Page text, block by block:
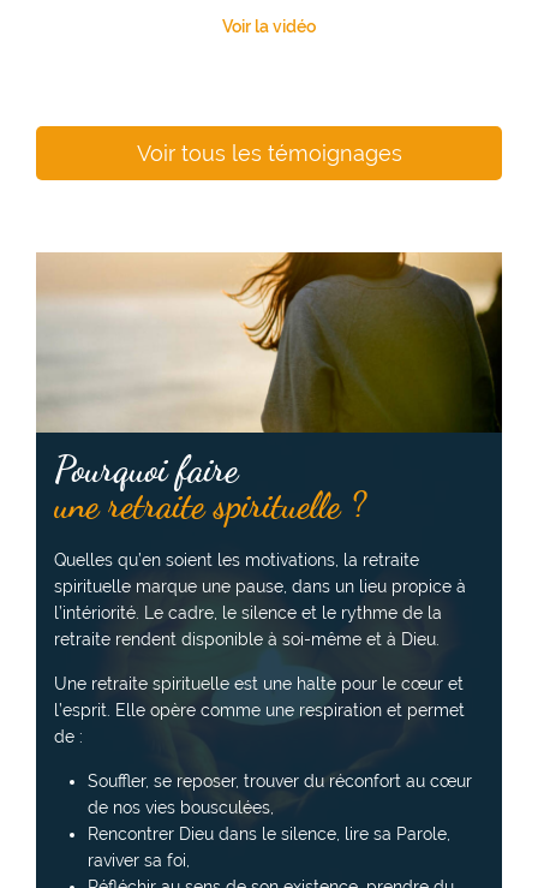
Voir la vidéo
Voir tous les témoignages
Pourquoi faire
une retraite spirituelle ?
Quelles qu’en soient les motivations, la retraite
spirituelle marque une pause, dans un lieu propice à
l’intériorité. Le cadre, le silence et le rythme de la
retraite rendent disponible à soi-même et à Dieu.
Une retraite spirituelle est une halte pour le cœur et
l’esprit. Elle opère comme une respiration et permet
de :
Souffler, se reposer, trouver du réconfort au cœur
de nos vies bousculées,
Rencontrer Dieu dans le silence, lire sa Parole,
raviver sa foi,